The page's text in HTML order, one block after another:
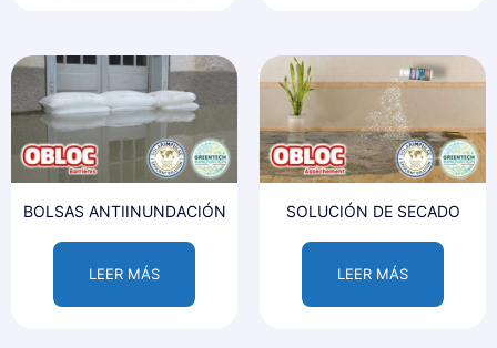
BOLSAS ANTIINUNDACIÓN
LEER MÁS
SOLUCIÓN DE SECADO
LEER MÁS